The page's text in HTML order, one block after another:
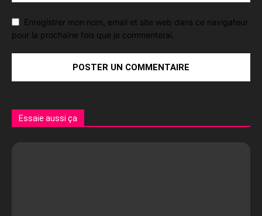
Enregistrer mon nom, email et site web dans ce navigateur
pour la prochaine fois que je commenterai.
Essaie aussi ça